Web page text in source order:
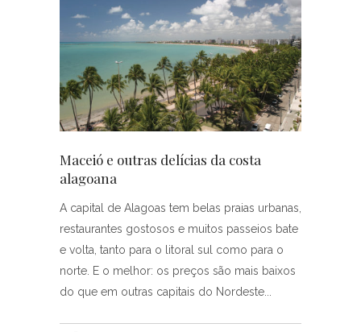
Maceió e outras delícias da costa
alagoana
A capital de Alagoas tem belas praias urbanas,
restaurantes gostosos e muitos passeios bate
e volta, tanto para o litoral sul como para o
norte. E o melhor: os preços são mais baixos
do que em outras capitais do Nordeste